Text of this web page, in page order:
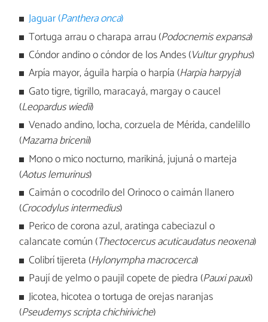
Jaguar (Panthera onca)
Tortuga arrau o charapa arrau (Podocnemis expansa)
Cóndor andino o cóndor de los Andes (Vultur gryphus)
Arpía mayor, águila harpía o harpía (Harpia harpyja)
Gato tigre, tigrillo, maracayá, margay o caucel
(Leopardus wiedii)
Venado andino, locha, corzuela de Mérida, candelillo
(Mazama bricenii)
Mono o mico nocturno, marikiná, jujuná o marteja
(Aotus lemurinus)
Caimán o cocodrilo del Orinoco o caimán llanero​
(Crocodylus intermedius)
Perico de corona azul, aratinga cabeciazul o
calancate común (Thectocercus acuticaudatus neoxena)
Colibrí tijereta​ (Hylonympha macrocerca)
Paují de yelmo​ o paujil copete de piedra (Pauxi pauxi)
Jicotea, hicotea o tortuga de orejas naranjas
(Pseudemys scripta chichiriviche)